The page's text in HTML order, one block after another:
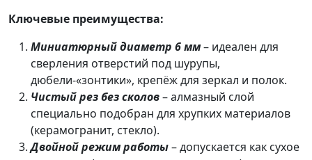
Ключевые преимущества:
Миниатюрный диаметр 6 мм– идеален для
сверления отверстий под шурупы,
дюбели-«зонтики», крепёж для зеркал и полок.
Чистый рез без сколов– алмазный слой
специально подобран для хрупких материалов
(керамогранит, стекло).
Двойной режим работы– допускается как сухое